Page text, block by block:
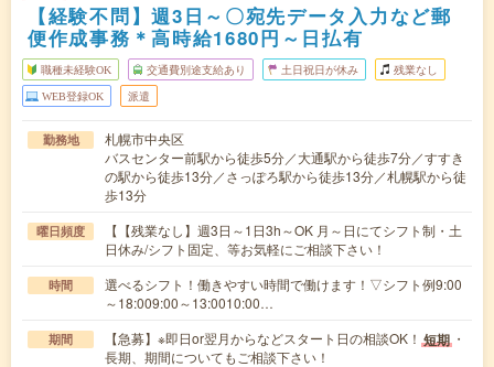
【経験不問】週3日～〇宛先データ入力など郵
便作成事務＊高時給1680円～日払有
職種未経験OK 交通費別途支給あり 土日祝日が休み 残業なし
WEB登録OK 派遣
勤務地
札幌市中央区
バスセンター前駅から徒歩5分／大通駅から徒歩7分／すすき
の駅から徒歩13分／さっぽろ駅から徒歩13分／札幌駅から徒
歩13分
曜日頻度
【【残業なし】週3日～1日3h～OK 月～日にてシフト制・土
日休み/シフト固定、等お気軽にご相談下さい！
時間
選べるシフト！働きやすい時間で働けます！▽シフト例9:00
～18:009:00～13:0010:00…
期間 【急募】※即日or翌月からなどスタート日の相談OK！ 短期 ・
長期、期間についてもご相談下さい！